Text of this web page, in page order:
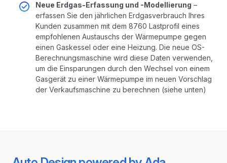
Neue Erdgas-Erfassung und -Modellierung –
erfassen Sie den jährlichen Erdgasverbrauch Ihres
Kunden zusammen mit dem 8760 Lastprofil eines
empfohlenen Austauschs der Wärmepumpe gegen
einen Gaskessel oder eine Heizung. Die neue OS-
Berechnungsmaschine wird diese Daten verwenden,
um die Einsparungen durch den Wechsel von einem
Gasgerät zu einer Wärmepumpe im neuen Vorschlag
der Verkaufsmaschine zu berechnen (siehe unten)